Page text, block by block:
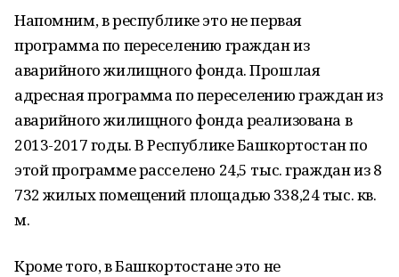
Напомним, в республике это не первая
программа по переселению граждан из
аварийного жилищного фонда. Прошлая
адресная программа по переселению граждан из
аварийного жилищного фонда реализована в
2013-2017 годы. В Республике Башкортостан по
этой программе расселено 24,5 тыс. граждан из 8
732 жилых помещений площадью 338,24 тыс. кв.
м.
Кроме того, в Башкортостане это не